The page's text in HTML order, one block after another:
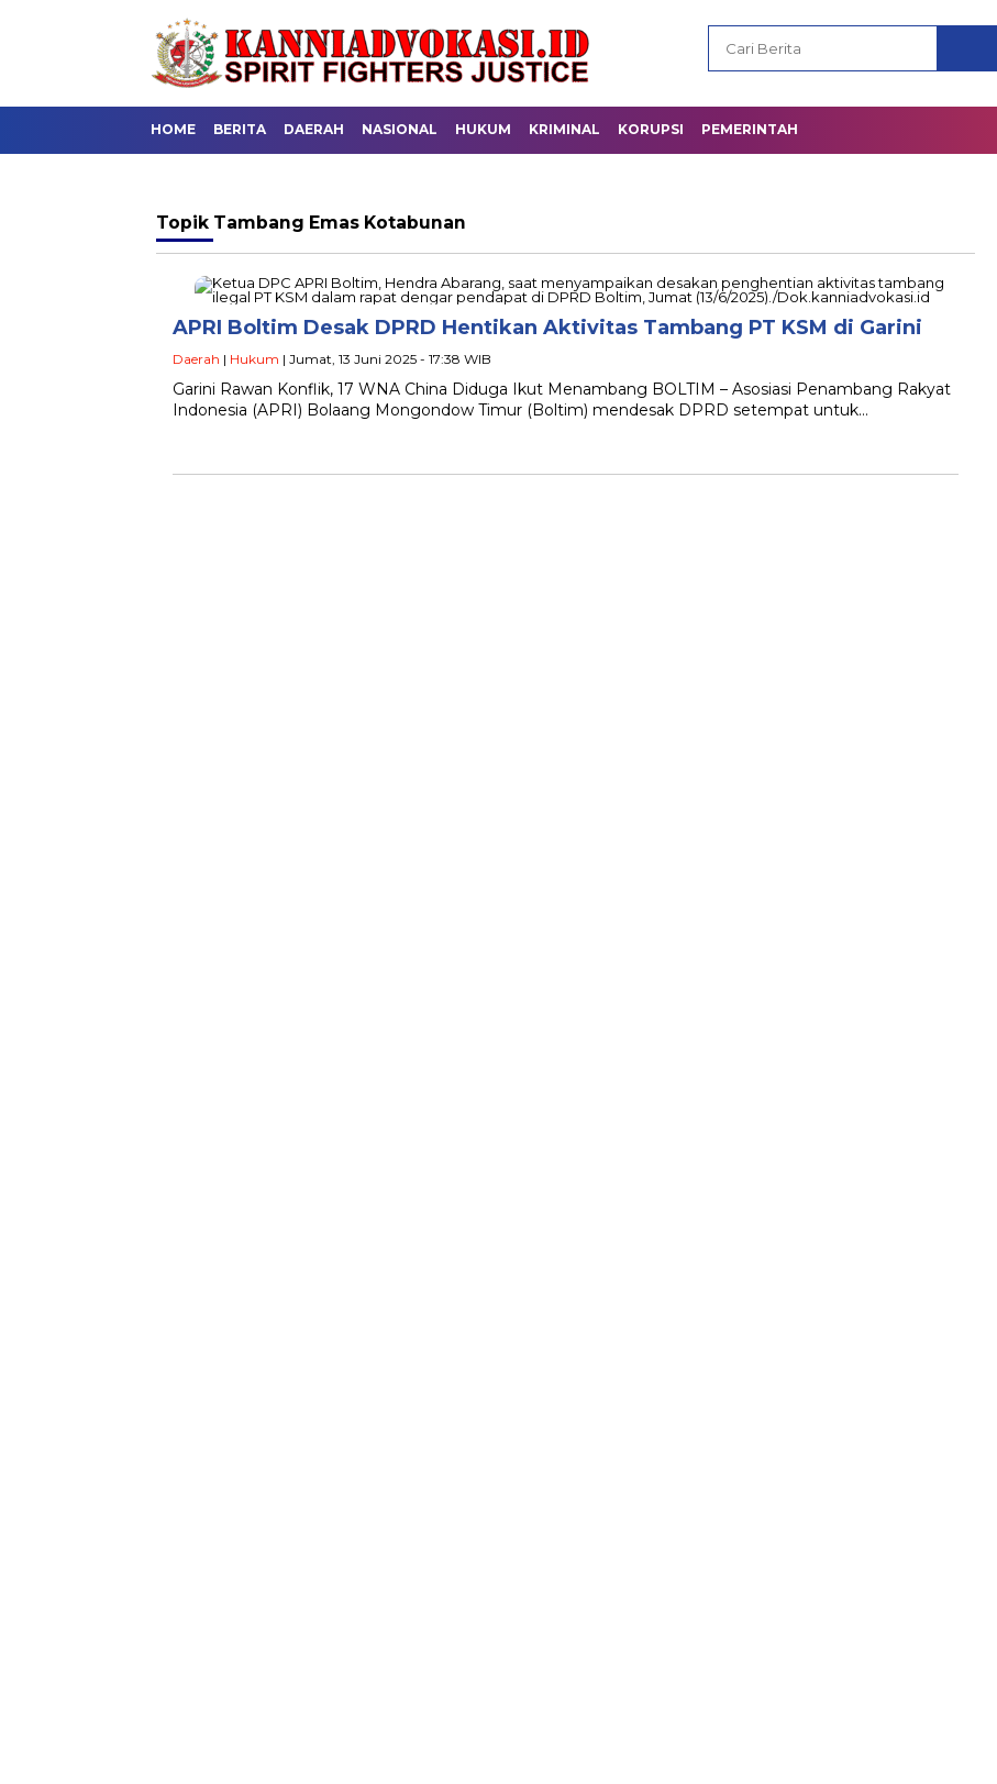
HOME BERITA DAERAH NASIONAL HUKUM KRIMINAL KORUPSI PEMERINTAH
Topik Tambang Emas Kotabunan
APRI Boltim Desak DPRD Hentikan Aktivitas Tambang PT KSM di Garini
Daerah | Hukum | Jumat, 13 Juni 2025 - 17:38 WIB
Garini Rawan Konflik, 17 WNA China Diduga Ikut Menambang BOLTIM – Asosiasi Penambang Rakyat
Indonesia (APRI) Bolaang Mongondow Timur (Boltim) mendesak DPRD setempat untuk…